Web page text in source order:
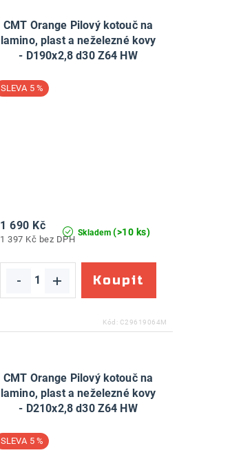
CMT Orange Pilový kotouč na
lamino, plast a neželezné kovy
- D190x2,8 d30 Z64 HW
5 %
Skladem (>10 ks)
1 397 Kč bez DPH
1 690 Kč
Kód: C29619064M
CMT Orange Pilový kotouč na
lamino, plast a neželezné kovy
- D210x2,8 d30 Z64 HW
5 %